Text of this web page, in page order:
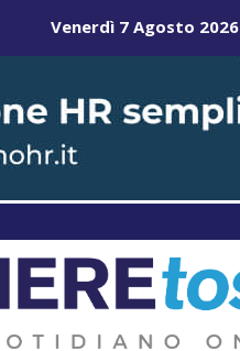
Venerdì 7 Agosto 2026